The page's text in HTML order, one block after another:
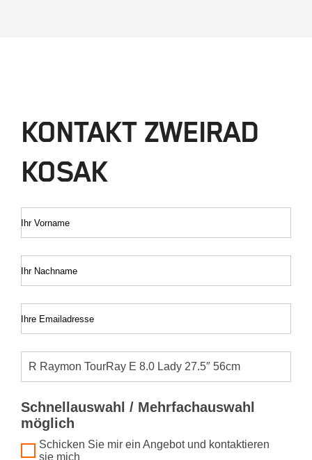
KONTAKT ZWEIRAD
KOSAK
Ihr Vorname
Ihr Nachname
Ihre Emailadresse
Schnellauswahl / Mehrfachauswahl
möglich
Schicken Sie mir ein Angebot und kontaktieren
sie mich